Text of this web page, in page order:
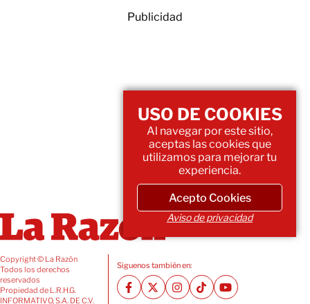
Publicidad
Copyright © La Razón
Todos los derechos
reservados
Propiedad de L.R.H.G.
INFORMATIVO, S.A. DE C.V.
Siguenos también en:
USO DE COOKIES
Al navegar por este sitio,
aceptas las cookies que
utilizamos para mejorar tu
experiencia.
Acepto Cookies
Aviso de privacidad